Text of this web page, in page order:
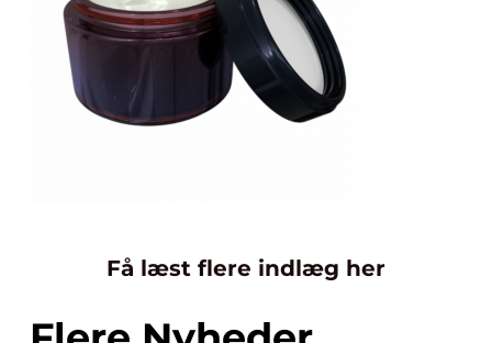
Få læst flere indlæg her